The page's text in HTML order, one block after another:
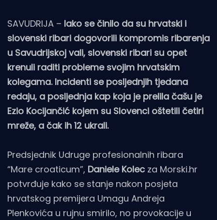
SAVUDRIJA – Iako se činilo da su hrvatski i
slovenski ribari dogovorili kompromis ribarenja
u Savudrijskoj vali, slovenski ribari su opet
krenuli raditi probleme svojim hrvatskim
kolegama. Incidenti se posljednjih tjedana
redaju, a posljednja kap koja je prelila čašu je
Ezio Kocijančić kojem su Slovenci oštetili četiri
mreže, a čak ih 12 ukrali.
Predsjednik Udruge profesionalnih ribara
“Mare croaticum”, Daniele Kolec za Morski.hr
potvrđuje kako se stanje nakon posjeta
hrvatskog premijera Umagu Andreja
Plenkovića u rujnu smirilo, no provokacije u